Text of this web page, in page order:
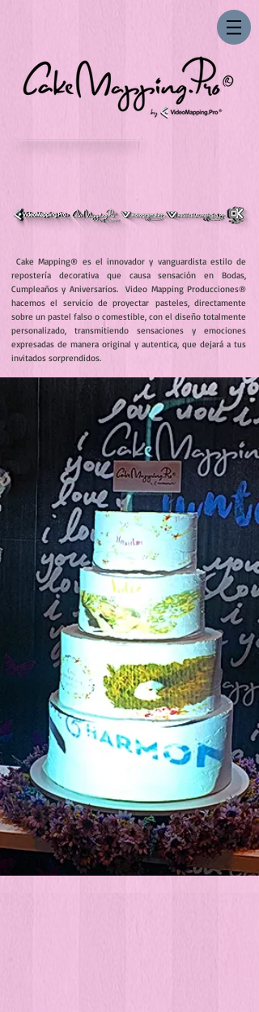
Cake Mapping® es el innovador y vanguardista estilo de
repostería decorativa que causa sensación en Bodas,
Cumpleaños y Aniversarios. Video Mapping Producciones®
hacemos el servicio de proyectar pasteles, directamente
sobre un pastel falso o comestible, con el diseño totalmente
personalizado, transmitiendo sensaciones y emociones
expresadas de manera original y autentica, que dejará a tus
invitados sorprendidos.